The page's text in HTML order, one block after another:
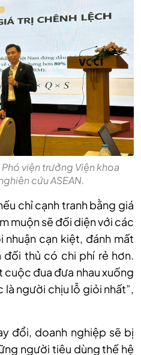
Phó viện trưởng Viện khoa
cứu ASEAN.
chỉ cạnh tranh bằng giá
muộn sẽ đối diện với các
cạn kiệt, đánh mất
thủ có chi phí rẻ hơn.
cuộc đua đưa nhau xuống
người chịu lỗ giỏi nhất”,
đổi, doanh nghiệp sẽ bị
người tiêu dùng thế hệ